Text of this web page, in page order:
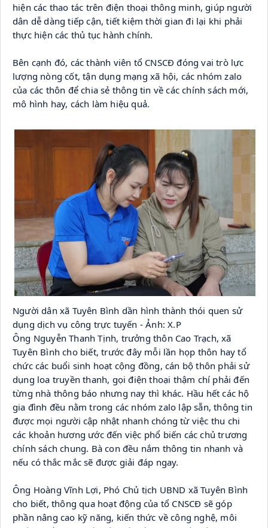
hiện các thao tác trên điện thoại thông minh, giúp người
dân dễ dàng tiếp cận, tiết kiệm thời gian đi lại khi phải
thực hiện các thủ tục hành chính.
Bên cạnh đó, các thành viên tổ CNSCĐ đóng vai trò lực
lượng nòng cốt, tận dụng mạng xã hội, các nhóm zalo
của các thôn để chia sẻ thông tin về các chính sách mới,
mô hình hay, cách làm hiệu quả.
Người dân xã Tuyên Bình dần hình thành thói quen sử
dụng dịch vụ công trực tuyến - Ảnh: X.P
Ông Nguyễn Thanh Tịnh, trưởng thôn Cao Trạch, xã
Tuyên Bình cho biết, trước đây mỗi lần họp thôn hay tổ
chức các buổi sinh hoạt cộng đồng, cán bộ thôn phải sử
dụng loa truyền thanh, gọi điện thoại thậm chí phải đến
từng nhà thông báo nhưng nay thì khác. Hầu hết các hộ
gia đình đều nằm trong các nhóm zalo lập sẵn, thông tin
được mọi người cập nhật nhanh chóng từ việc thu chi
các khoản hương ước đến việc phổ biến các chủ trương
chính sách chung. Bà con đều nắm thông tin nhanh và
nếu có thắc mắc sẽ được giải đáp ngay.
Ông Hoàng Vĩnh Lợi, Phó Chủ tịch UBND xã Tuyên Bình
cho biết, thông qua hoạt động của tổ CNSCĐ sẽ góp
phần nâng cao kỹ năng, kiến thức về công nghệ, môi